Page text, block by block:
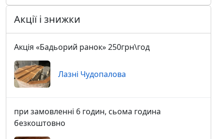
Акції і знижки
Акція «Бадьорий ранок» 250грн\год
Лазні Чудопалова
при замовленні 6 годин, сьома година
безкоштовно